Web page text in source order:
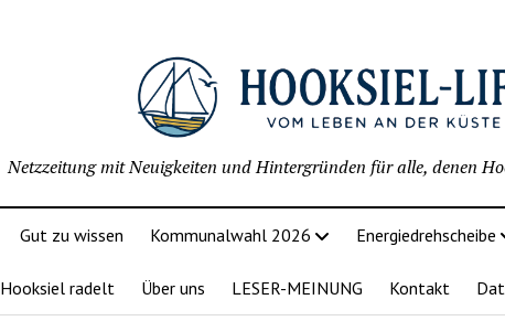
Netzzeitung mit Neuigkeiten und Hintergründen für alle, denen
Gut zu wissen Kommunalwahl 2026 Energiedrehscheibe
Hooksiel radelt Über uns LESER-MEINUNG Kontakt